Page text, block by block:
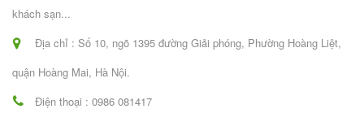
khách sạn...
Địa chỉ : Số 10, ngõ 1395 đường Giải phóng, Phường Hoàng Liệt,
quận Hoàng Mai, Hà Nội.
Điện thoại : 0986 081417